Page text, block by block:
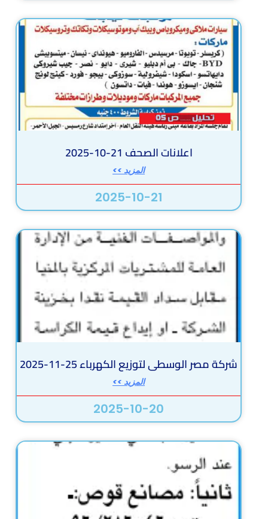
اعلانات الصحف 21-10-2025
المزيد >>
2025-10-21
شركة مصر الوسطى لتوزيع الكهرباء 25-11-2025
المزيد >>
2025-10-20